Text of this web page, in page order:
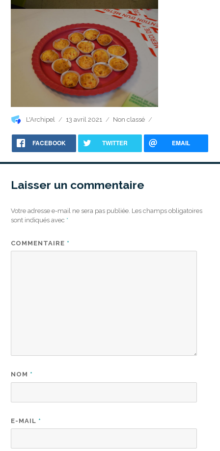
Auteur
L'Archipel
Publié
13 avril 2021 Catégories
Non classé
FACEBOOK TWITTER EMAIL
Laisser un commentaire
Votre adresse e-mail ne sera pas publiée. Les champs obligatoires
sont indiqués avec *
COMMENTAIRE *
NOM *
E-MAIL *